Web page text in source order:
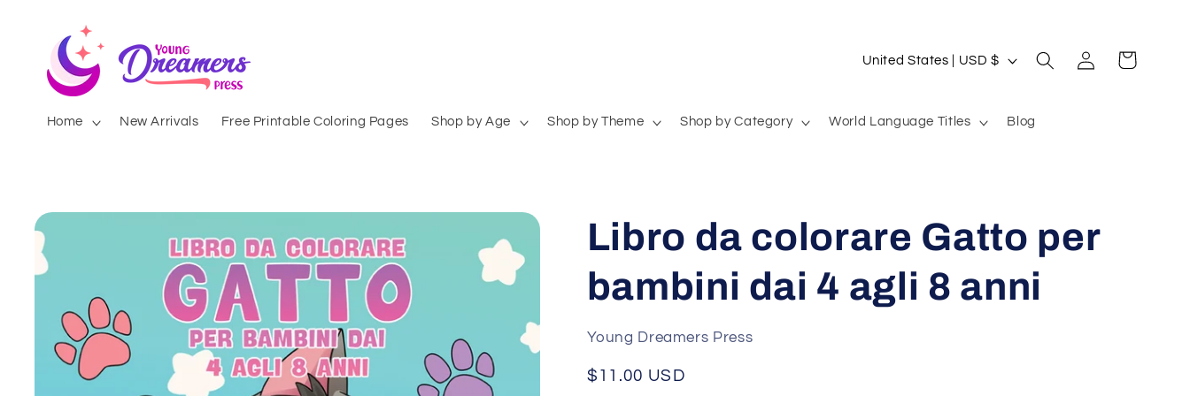
content
Home New Arrivals Free Printable Coloring Pages Shop by Age Shop by Theme Shop by Category World Language Titles Blog
C
u
y
r
United States | USD $
Log
in
Cart
Skip to
Libro da colorare Gatto per
bambini dai 4 agli 8 anni
Young Dreamers Press
Regular
$11.00 USD